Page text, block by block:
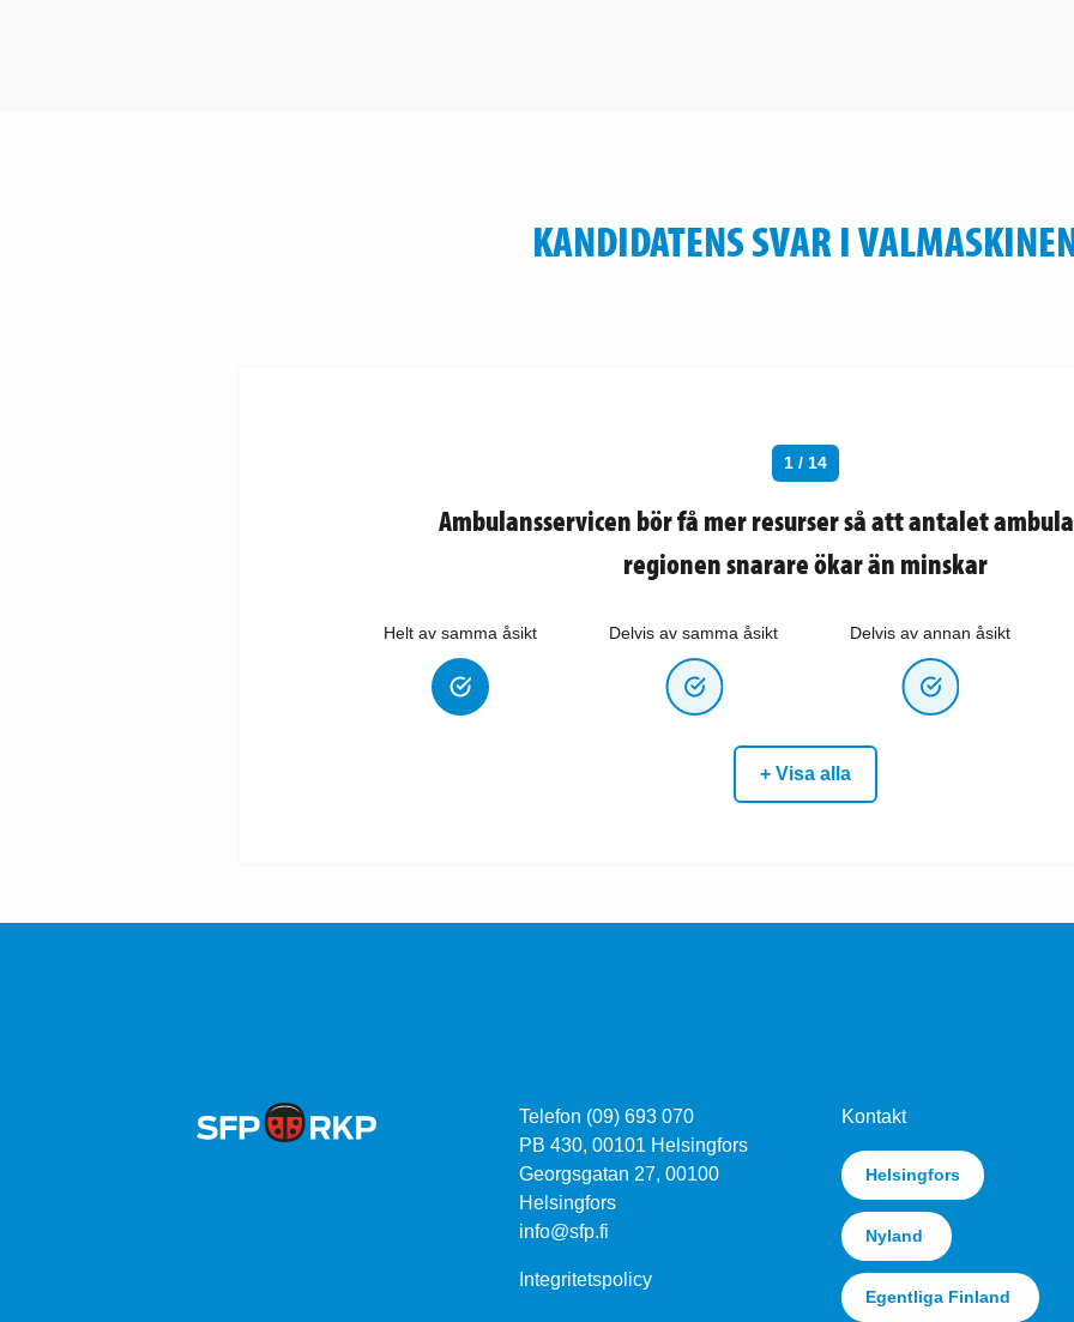
KANDIDATENS SVAR I
1 / 14
Ambulansservicen bör få mer resurser så att antalet
regionen snarare ökar än minskar
Helt av samma åsikt Delvis av samma åsikt Delvis av annan åsikt
+ Visa alla
Telefon (09) 693 070
PB 430, 00101 Helsingfors
Georgsgatan 27, 00100
Helsingfors
info@sfp.fi
Integritetspolicy
Kontakt
Helsingfors
Nyland
Egentliga Finland